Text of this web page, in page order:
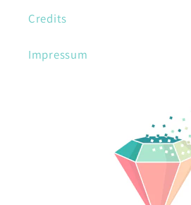
Credits
Impressum